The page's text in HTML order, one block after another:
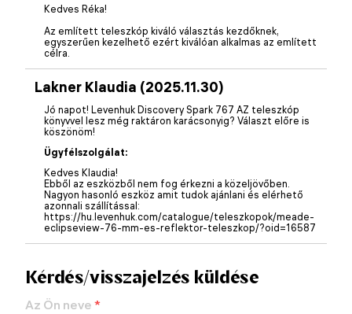
Kedves Réka!
Az említett teleszkóp kiváló választás kezdőknek,
egyszerűen kezelhető ezért kiválóan alkalmas az említett
célra.
Lakner Klaudia (2025.11.30)
Jó napot! Levenhuk Discovery Spark 767 AZ teleszkóp
könyvvel lesz még raktáron karácsonyig? Választ előre is
köszönöm!
Ügyfélszolgálat:
Kedves Klaudia!
Ebből az eszközből nem fog érkezni a közeljövőben.
Nagyon hasonló eszköz amit tudok ajánlani és elérhető
azonnali szállítással:
https://hu.levenhuk.com/catalogue/teleszkopok/meade-
eclipseview-76-mm-es-reflektor-teleszkop/?oid=16587
Kérdés/visszajelzés küldése
Az Ön neve *